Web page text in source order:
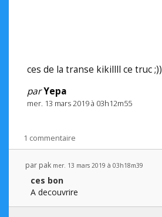
ces de la transe kikillll ce truc
parYepa
mer. 13 mars 2019 à 03h12m55
1 commentaire
par pak mer. 13 mars 2019 à 03h18m39
ces bon
A decouvrire